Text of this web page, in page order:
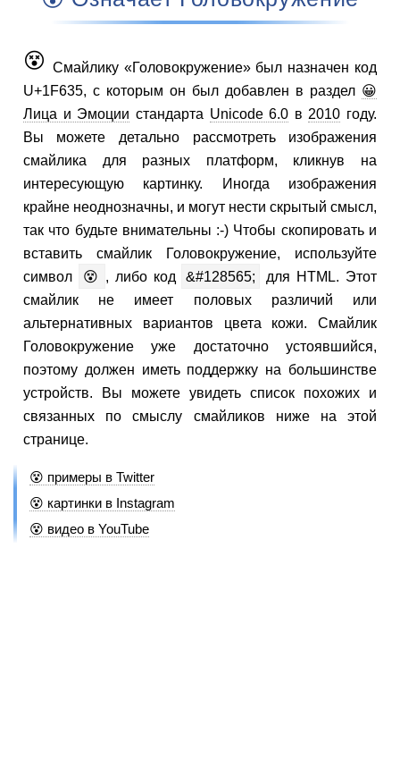
😵 Смайлику «Головокружение» был назначен код
U+1F635, с которым он был добавлен в раздел 😀
Лица и Эмоции стандарта Unicode 6.0 в 2010 году.
Вы можете детально рассмотреть изображения
смайлика для разных платформ, кликнув на
интересующую картинку. Иногда изображения
крайне неоднозначны, и могут нести скрытый смысл,
так что будьте внимательны :-) Чтобы скопировать и
вставить смайлик Головокружение, используйте
символ
😵 , либо код &#128565;
для HTML. Этот
смайлик не имеет половых различий или
альтернативных вариантов цвета кожи. Смайлик
Головокружение уже достаточно устоявшийся,
поэтому должен иметь поддержку на большинстве
устройств. Вы можете увидеть список похожих и
связанных по смыслу смайликов ниже на этой
странице.
😵 примеры в Twitter
😵 картинки в Instagram
😵 видео в YouTube